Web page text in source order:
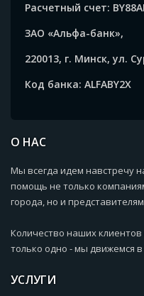
Расчетный счет:
ЗАО «Альфа-банк»,
220013, г. Минск, ул.
Код банка: ALFABY2X
О НАС
Мы всегда идем навстречу
помощь не только
города, но и
Количество наших
только одно - мы движемся
УСЛУГИ